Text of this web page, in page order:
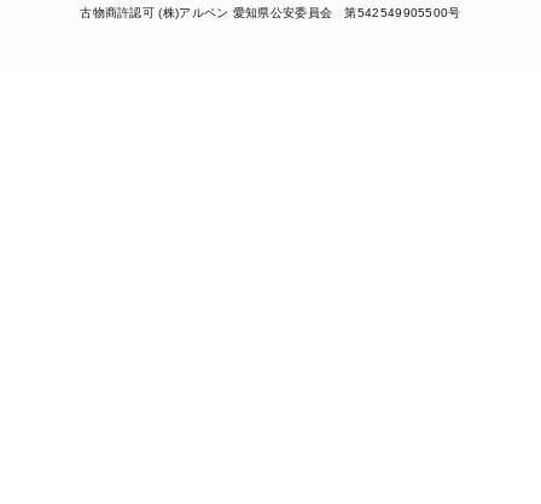
古物商許認可 (株)アルペン 愛知県公安委員会 第542549905500号